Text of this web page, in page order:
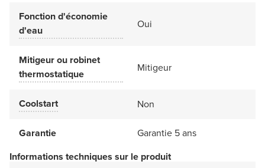
Fonction d'économie
d'eau
Oui
Mitigeur ou robinet
thermostatique
Mitigeur
Coolstart Non
Garantie
Garantie 5 ans
Informations techniques sur le produit